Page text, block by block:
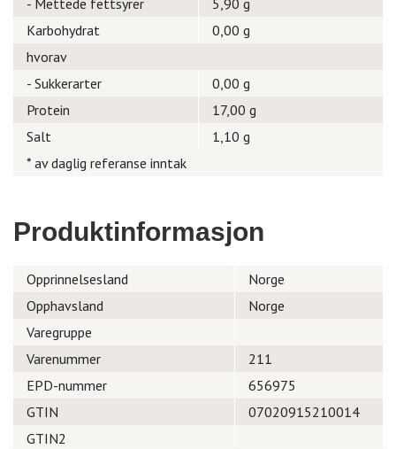
- Mettede fettsyrer
5,90 g
Karbohydrat
0,00 g
hvorav
- Sukkerarter
0,00 g
Protein
17,00 g
Salt
1,10 g
* av daglig referanse inntak
Produktinformasjon
Opprinnelsesland
Norge
Opphavsland
Norge
Varegruppe
Varenummer
211
EPD-nummer
656975
GTIN
07020915210014
GTIN2